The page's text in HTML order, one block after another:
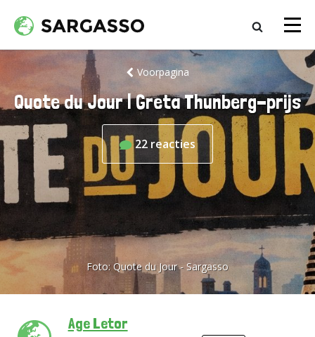
Voorpagina
Quote du Jour | Greta Thunberg-prijs
22 reacties
Foto: Quote du Jour - Sargasso
Age Letor